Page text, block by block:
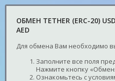
ОБМЕН TETHER (ERC-20)
AED
Для обмена Вам необходимо
Заполните все поля
Нажмите кнопку
Ознакомьтесь с